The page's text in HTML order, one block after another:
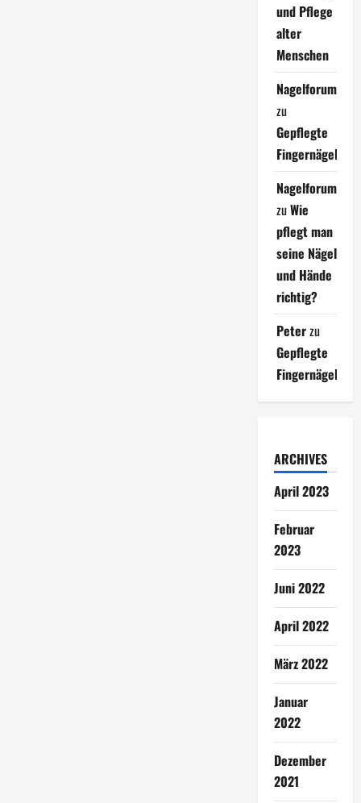
und Pflege
alter
Menschen
Nagelforum
zu
Gepflegte
Fingernägel
Nagelforum
zuWie
pflegt man
seine Nägel
und Hände
richtig?
Peterzu
Gepflegte
Fingernägel
ARCHIVES
April 2023
Februar
2023
Juni 2022
April 2022
März 2022
Januar
2022
Dezember
2021